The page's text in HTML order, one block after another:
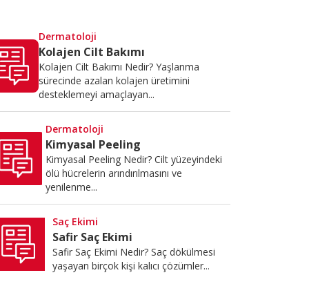
Dermatoloji
Kolajen Cilt Bakımı
Kolajen Cilt Bakımı Nedir? Yaşlanma
sürecinde azalan kolajen üretimini
desteklemeyi amaçlayan...
Dermatoloji
Kimyasal Peeling
Kimyasal Peeling Nedir? Cilt yüzeyindeki
ölü hücrelerin arındırılmasını ve
yenilenme...
Saç Ekimi
Safir Saç Ekimi
Safir Saç Ekimi Nedir? Saç dökülmesi
yaşayan birçok kişi kalıcı çözümler...